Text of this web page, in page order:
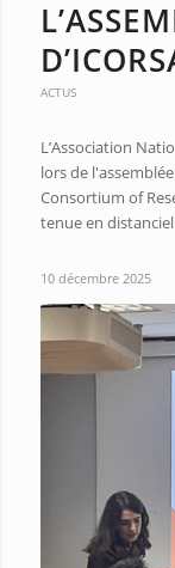
ACTUS
L’Association
lors de
Consortium of
tenue en
10 décembre 2025